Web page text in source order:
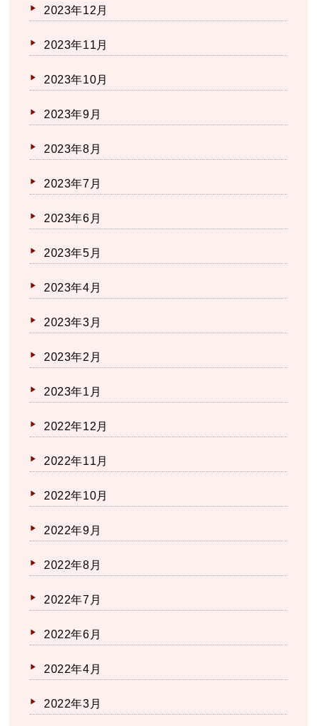
2023年12月
2023年11月
2023年10月
2023年9月
2023年8月
2023年7月
2023年6月
2023年5月
2023年4月
2023年3月
2023年2月
2023年1月
2022年12月
2022年11月
2022年10月
2022年9月
2022年8月
2022年7月
2022年6月
2022年4月
2022年3月